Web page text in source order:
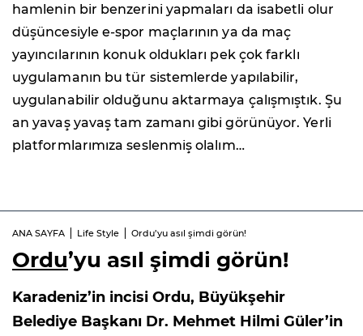
hamlenin bir benzerini yapmaları da isabetli olur
düşüncesiyle e-spor maçlarının ya da maç
yayıncılarının konuk oldukları pek çok farklı
uygulamanın bu tür sistemlerde yapılabilir,
uygulanabilir olduğunu aktarmaya çalışmıştık. Şu
an yavaş yavaş tam zamanı gibi görünüyor. Yerli
platformlarımıza seslenmiş olalım…
ANA SAYFA Life Style Ordu’yu asıl şimdi görün!
Ordu’yu asıl şimdi görün!
Karadeniz’in incisi Ordu, Büyükşehir
Belediye Başkanı Dr. Mehmet Hilmi Güler’in